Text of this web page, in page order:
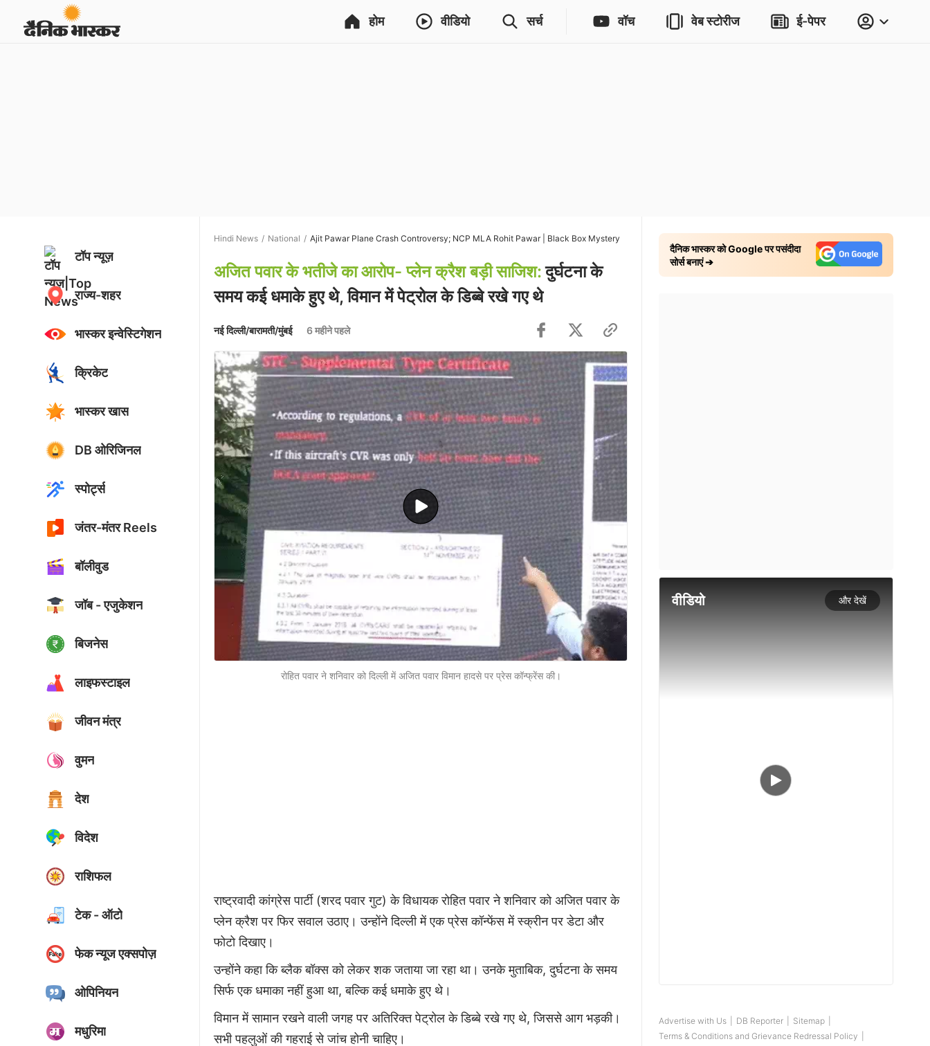
होम वीडियो सर्च वॉच वेब स्टोरीज ई-पेपर
टॉप न्यूज़
राज्य-शहर
भास्कर इन्वेस्टिगेशन
क्रिकेट
भास्कर खास
DB ओरिजिनल
स्पोर्ट्स
जंतर-मंतर Reels
बॉलीवुड
जॉब - एजुकेशन
बिजनेस
लाइफस्टाइल
जीवन मंत्र
वुमन
देश
विदेश
राशिफल
टेक - ऑटो
फेक न्यूज एक्सपोज़
ओपिनियन
मधुरिमा
Hindi News National Ajit Pawar Plane Crash Controversy; NCP MLA Rohit Pawar | Black Box Mystery
अजित पवार के भतीजे का आरोप- प्लेन क्रैश बड़ी साजिश: दुर्घटना के
समय कई धमाके हुए थे, विमान में पेट्रोल के डिब्बे रखे गए थे
नई दिल्ली/बारामती/मुंबई 6 महीने पहले
रोहित पवार ने शनिवार को दिल्ली में अजित पवार विमान हादसे पर प्रेस कॉन्फ्रेंस की।
राष्ट्रवादी कांग्रेस पार्टी (शरद पवार गुट) के विधायक रोहित पवार ने शनिवार को अजित पवार के
प्लेन क्रैश पर फिर सवाल उठाए। उन्होंने दिल्ली में एक प्रेस कॉन्फेंस में स्क्रीन पर डेटा और
फोटो दिखाए।
उन्होंने कहा कि ब्लैक बॉक्स को लेकर शक जताया जा रहा था। उनके मुताबिक, दुर्घटना के समय
सिर्फ एक धमाका नहीं हुआ था, बल्कि कई धमाके हुए थे।
विमान में सामान रखने वाली जगह पर अतिरिक्त पेट्रोल के डिब्बे रखे गए थे, जिससे आग भड़की।
सभी पहलुओं की गहराई से जांच होनी चाहिए।
दैनिक भास्कर को Google पर पसंदीदा
सोर्स बनाएं ➔
वीडियो और देखें
Advertise with Us DB Reporter Sitemap
Terms & Conditions and Grievance Redressal Policy